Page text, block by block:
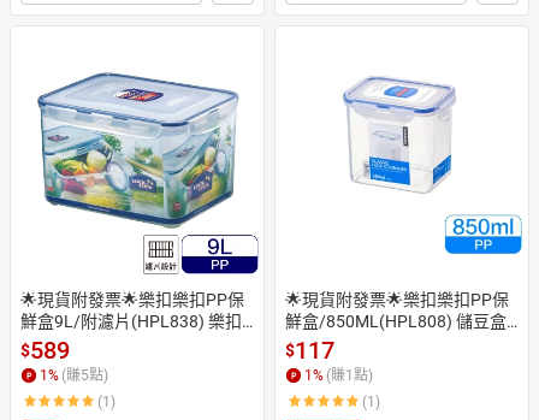
司收納盒
🌟現貨附發票🌟樂扣樂扣PP保
鮮盒9L/附濾片(HPL838) 樂扣
米箱 儲米桶 蛋糕盒 飼料桶 飼料
盒 穀物盒 儲豆盒 樂扣吐司盒 穀
物收納盒 麵包盒 儲糧盒 儲米盒
穀物保鮮盒 飼料保鮮盒 收納盒
$589
1% (賺5點)
(1)
🌟現貨附發票🌟樂扣樂扣PP保
鮮盒/850ML(HPL808) 儲豆盒
儲豆罐 穀物保鮮盒 穀物盒 餅乾
盒 麵粉盒 飼料盒 飼料保鮮盒 副
食品盒 副食品儲存盒 副食品分
裝盒 蔥盒 沙拉盒 野餐餐盒 露營
$117
1% (賺1點)
(1)